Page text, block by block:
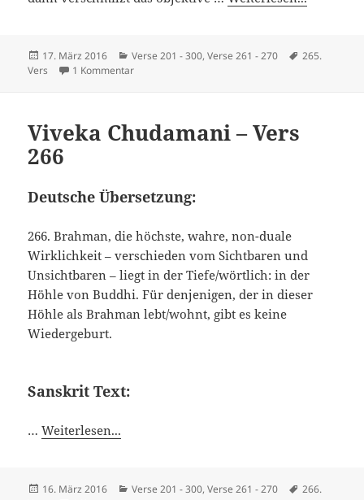
Veröffentlicht
am
17. März 2016 Kategorien
Verse 201 - 300,Verse 261 - 270 Schlagwörter
265.
Vers
1 Kommentarzu Viveka Chudamani – Vers 265
Viveka Chudamani – Vers
266
Deutsche Übersetzung:
266. Brahman, die höchste, wahre, non-duale
Wirklichkeit – verschieden vom Sichtbaren und
Unsichtbaren – liegt in der Tiefe/wörtlich: in der
Höhle von Buddhi. Für denjenigen, der in dieser
Höhle als Brahman lebt/wohnt, gibt es keine
Wiedergeburt.
Sanskrit Text:
…Weiterlesen...
Veröffentlicht
16. März 2016 Kategorien
Verse 201 - 300,Verse 261 - 270 Schlagwörter
266.